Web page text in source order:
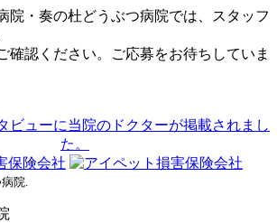
院・奏の杜どうぶつ病院では、スタッフ
確認ください。ご応募をお待ちしていま
院.